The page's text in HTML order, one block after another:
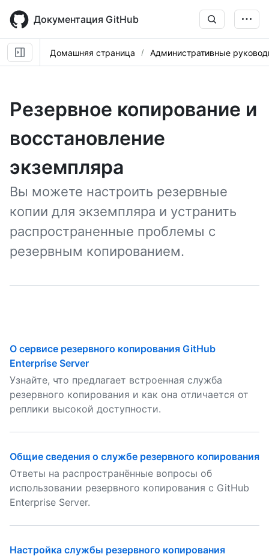
main
content
Документация GitHub
Домашняя страница Административные
Резервное копирование и
восстановление
экземпляра
Вы можете настроить резервные
копии для экземпляра и устранить
распространенные проблемы с
резервным копированием.
О сервисе резервного копирования GitHub
Enterprise Server
Узнайте, что предлагает встроенная служба
резервного копирования и как она отличается от
реплики высокой доступности.
Общие сведения о службе резервного копирования
Ответы на распространённые вопросы об
использовании резервного копирования с GitHub
Enterprise Server.
Настройка службы резервного копирования